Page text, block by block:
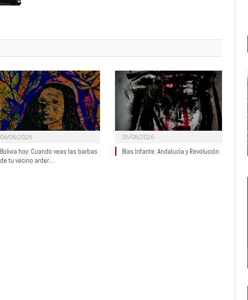
06/08/2026
Bolivia hoy: Cuando veas las barbas
de tu vecino arder…
05/08/2026
Blas Infante: Andalucía y Revolución.